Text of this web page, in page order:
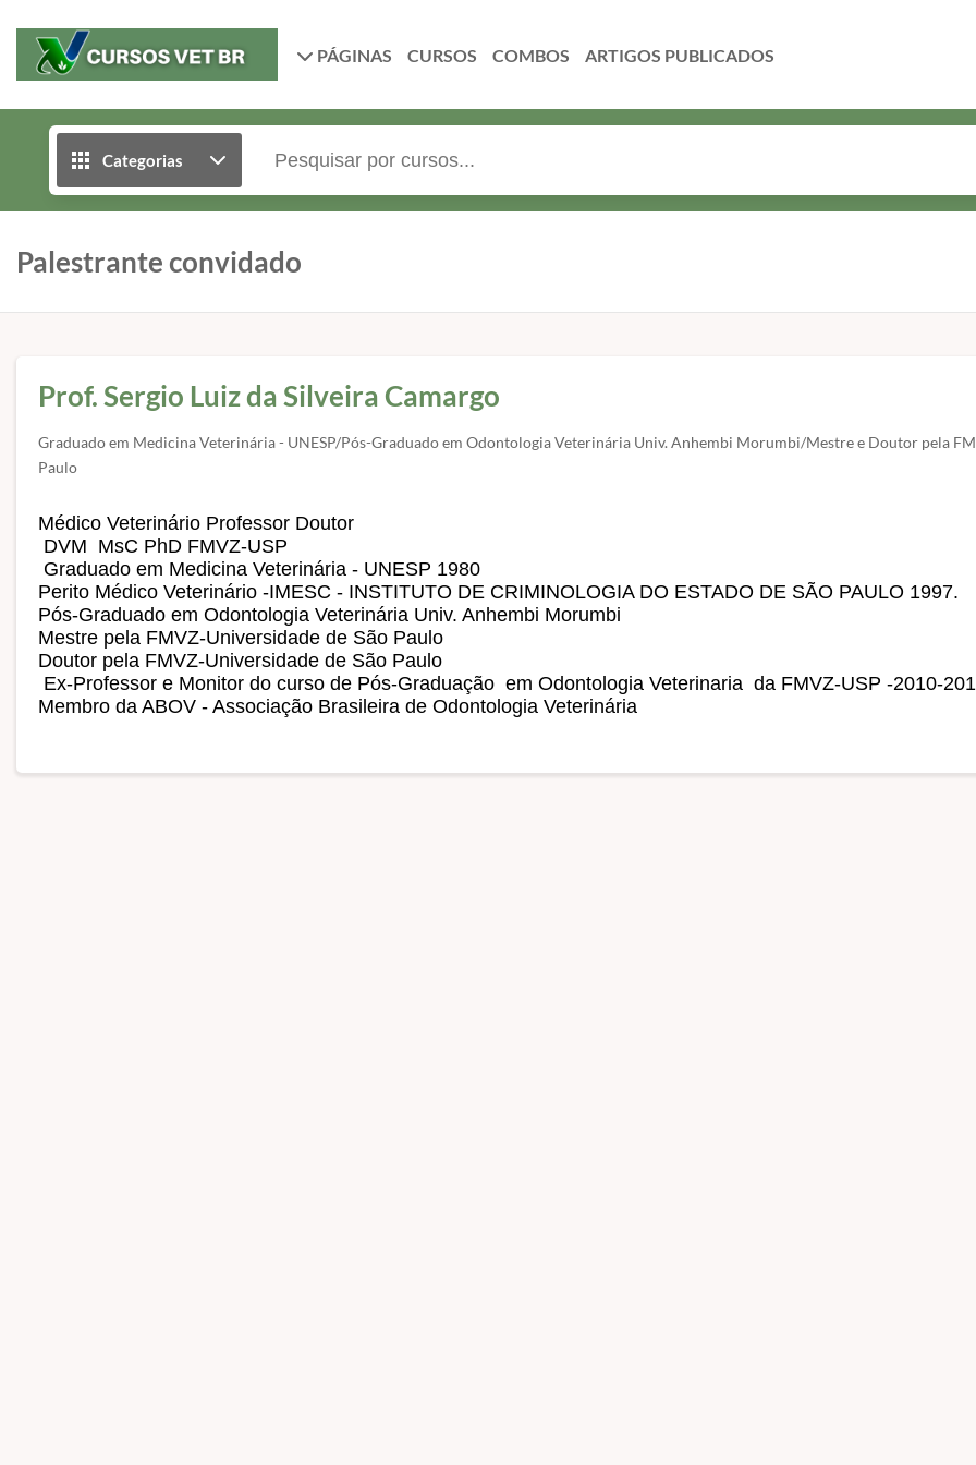
PÁGINAS CURSOS COMBOS
Categorias
Palestrante convidado
Prof. Sergio Luiz da Silveira Camargo
Graduado em Medicina Veterinária - UNESP/Pós-Graduado em Odontologia Veterinária Univ. Anhembi Morumbi/Mestre e Doutor pela
Paulo
Médico Veterinário Professor Doutor
DVM MsC PhD FMVZ-USP
Graduado em Medicina Veterinária - UNESP 1980
Perito Médico Veterinário -IMESC - INSTITUTO DE CRIMINOLOGIA DO ESTADO DE SÃO PAULO 1997.
Pós-Graduado em Odontologia Veterinária Univ. Anhembi Morumbi
Mestre pela FMVZ-Universidade de São Paulo
Doutor pela FMVZ-Universidade de São Paulo
Ex-Professor e Monitor do curso de Pós-Graduação em Odontologia Veterinaria da FMVZ-USP -2010-
Membro da ABOV - Associação Brasileira de Odontologia Veterinária